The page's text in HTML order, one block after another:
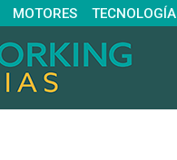
MOTORES TECNOLOGÍA